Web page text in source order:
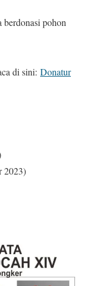
berdonasi pohon
di sini: Donatur
2023)